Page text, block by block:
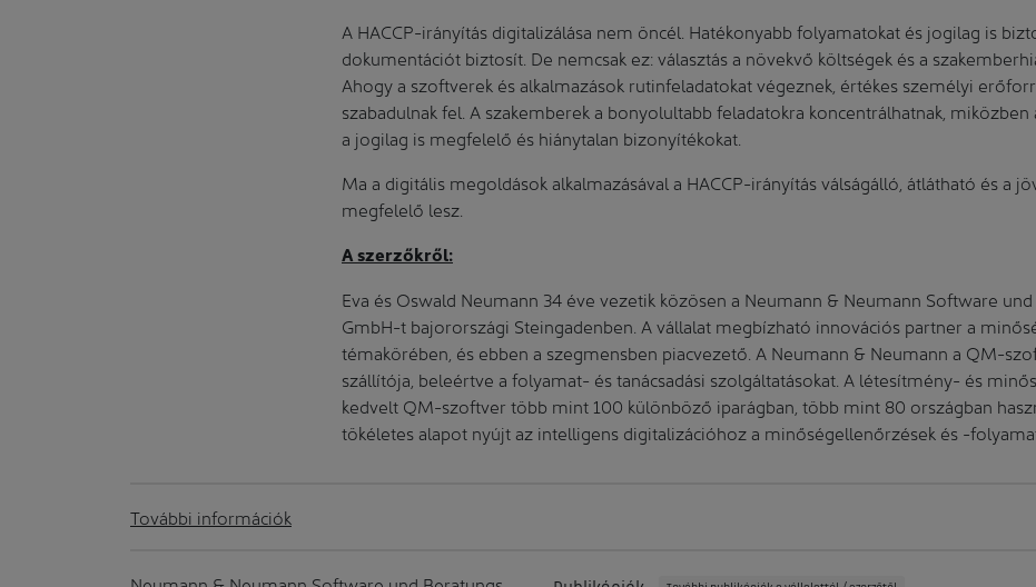
A HACCP-irányítás digitalizálása nem öncél. Hatékonyabb folyamatokat és jogilag is
dokumentációt biztosít. De nemcsak ez: választás a növekvő költségek és a
Ahogy a szoftverek és alkalmazások rutinfeladatokat végeznek, értékes személyi
szabadulnak fel. A szakemberek a bonyolultabb feladatokra koncentrálhatnak, miközben
a jogilag is megfelelő és hiánytalan bizonyítékokat.
Ma a digitális megoldások alkalmazásával a HACCP-irányítás válságálló, átlátható és a
megfelelő lesz.
A szerzőkről:
Eva és Oswald Neumann 34 éve vezetik közösen a Neumann & Neumann Software
GmbH-t bajorországi Steingadenben. A vállalat megbízható innovációs partner a
témakörében, és ebben a szegmensben piacvezető. A Neumann & Neumann a QM-
szállítója, beleértve a folyamat- és tanácsadási szolgáltatásokat. A létesítmény- és
kedvelt QM-szoftver több mint 100 különböző iparágban, több mint 80 országban
tökéletes alapot nyújt az intelligens digitalizációhoz a minőségellenőrzések és -
További információk